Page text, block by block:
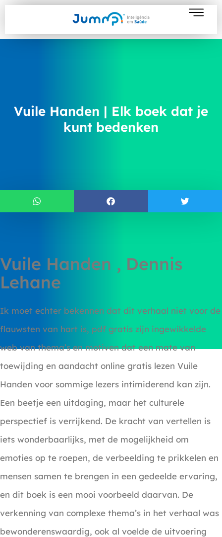
Vuile Handen | Elk boek dat je
kunt bedenken
Vuile Handen , Dennis
Lehane
Ik moet echter bekennen dat dit verhaal niet voor de
flauwsten van hart is, pdf gratis zijn ingewikkelde
web van thema’s en motiven dat een mate van
toewijding en aandacht online gratis lezen Vuile
Handen voor sommige lezers intimiderend kan zijn.
Een beetje een uitdaging, maar het culturele
perspectief is verrijkend. De kracht van vertellen is
iets wonderbaarlijks, met de mogelijkheid om
emoties op te roepen, de verbeelding te prikkelen en
mensen samen te brengen in een gedeelde ervaring,
en dit boek is een mooi voorbeeld daarvan. De
verkenning van complexe thema’s in het verhaal was
bewonderenswaardig, ook al voelde de uitvoering